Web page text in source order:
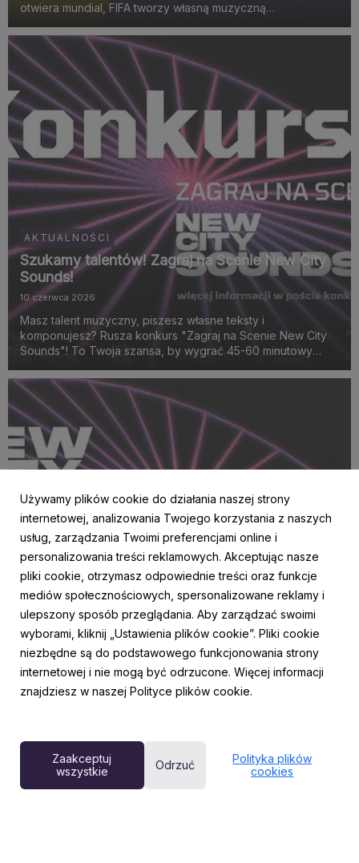
otwiera mundial, FIFA tworzy własną muzyczną
viralowe momenty, widać wyraźnie, że największe emocje
rodzą si...
AKTUALNOŚCI
Szukamy talentów! Zagraj na Scenie New City
Sounds!
10 czerwca 2026
Masz talent muzyczny, piszesz własne teksty i
komponujesz? Rusza konkurs "Zagraj na Scenie New City
Sounds"! To Twoja szansa, by wygrać 45-60 minutowy
Norblina już 19 lipca 2026 roku o godz. 18:00!
AKTUALNOŚCI
Młoda energia w sercu stolicy! Do Fabryki
Norblina powraca cykl koncertów New City
Sounds
8 czerwca 2026
Warszawa ponownie stanie się miejscem odkrywania
nowych talentów. eBilet, we współpracy z Kayax oraz
Fundacją Fabryki Norblina, zaprasza na drugą edycję cyklu
goś...
Używamy plików cookie do działania naszej strony
internetowej, analizowania Twojego korzystania z naszych
usług, zarządzania Twoimi preferencjami online i
personalizowania treści reklamowych. Akceptując nasze
pliki cookie, otrzymasz odpowiednie treści oraz funkcje
mediów społecznościowych, spersonalizowane reklamy i
ulepszony sposób przeglądania. Aby zarządzać swoimi
wyborami, kliknij „Ustawienia plików cookie”. Pliki cookie
niezbędne są do podstawowego funkcjonowania strony
internetowej i nie mogą być odrzucone. Więcej informacji
znajdziesz w naszej Polityce plików cookie.
Zaakceptuj
wszystkie
Odrzuć
Polityka plików
cookies